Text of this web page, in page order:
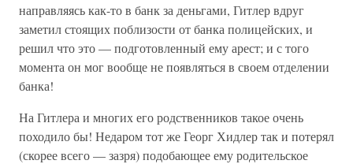
направляясь как-то в банк за деньгами, Гитлер вдруг
заметил стоящих поблизости от банка полицейских, и
решил что это — подготовленный ему арест; и с того
момента он мог вообще не появляться в своем отделении
банка!
На Гитлера и многих его родственников такое очень
походило бы! Недаром тот же Георг Хидлер так и потерял
(скорее всего — зазря) подобающее ему родительское